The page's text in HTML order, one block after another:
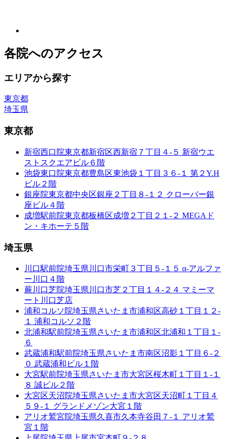
各院へのアクセス
エリアから探す
東京都
埼玉県
東京都
新宿西口院東京都新宿区西新宿７丁目４-５ 新宿ウエ
ストスクエアビル６階
池袋東口院東京都豊島区東池袋１丁目３６-１ 第２Y.H
ビル２階
銀座院東京都中央区銀座２丁目８-１２ クローバー銀
座ビル４階
成増駅前院東京都板橋区成増２丁目２１-２ MEGAド
ン・キホーテ５階
埼玉県
川口駅前院埼玉県川口市栄町３丁目５-１５ α-アルファ
ー川口４階
蕨川口芝院埼玉県川口市芝２丁目１４-２４ マミーマ
ート川口芝店
浦和コルソ院埼玉県さいたま市浦和区高砂１丁目１２-
１ 浦和コルソ２階
北浦和駅前院埼玉県さいたま市浦和区北浦和１丁目１-
６
武蔵浦和駅前院埼玉県さいたま市南区沼影１丁目６-２
０ 武蔵浦和ビル１階
大宮駅前院埼玉県さいたま市大宮区桜木町１丁目１-１
８ 誠ビル２階
大宮区天沼院埼玉県さいたま市大宮区天沼町１丁目４
５９-１ グランドメゾン大宮１階
アリオ鷲宮院埼玉県久喜市久本寺谷田７-１ アリオ鷲
宮１階